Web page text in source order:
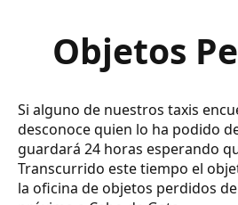
Objetos
Si alguno de nuestros taxis
desconoce quien lo ha podido
guardará 24 horas esperando
Transcurrido este tiempo el
la oficina de objetos perdidos